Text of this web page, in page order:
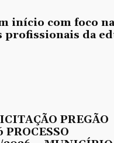
início com foco
profissionais da
PREGÃO